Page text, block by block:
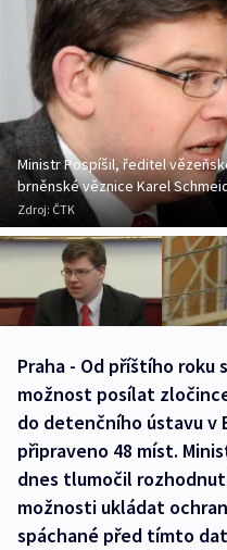
Ministr Pospíšil, ředitel
brněnské věznice Karel
Zdroj: ČTK
Praha - Od příštího roku
možnost posílat
do detenčního ústavu v
připraveno 48 míst.
dnes tlumočil
možnosti ukládat
spáchané před tímto